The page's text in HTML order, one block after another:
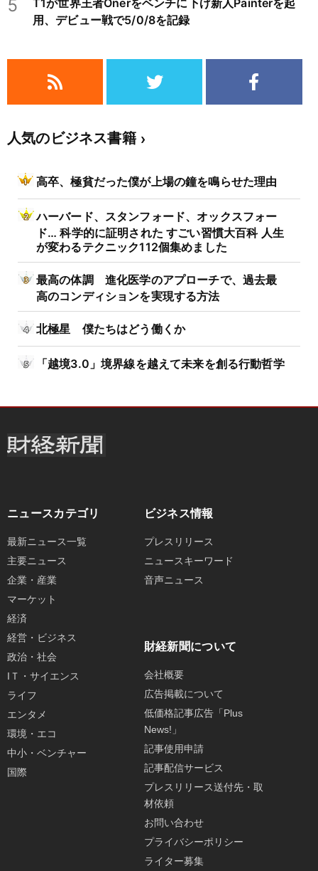
5
T1が世界王者Onerをベンチに下げ新人Painterを起
用、デビュー戦で5/0/8を記録
人気のビジネス書籍
高卒、極貧だった僕が上場の鐘を鳴らせた理由
ハーバード、スタンフォード、オックスフォー
ド… 科学的に証明された すごい習慣大百科 人生
が変わるテクニック112個集めました
最高の体調 進化医学のアプローチで、過去最
高のコンディションを実現する方法
北極星 僕たちはどう働くか
「越境3.0」境界線を越えて未来を創る行動哲学
ニュースカテゴリ
最新ニュース一覧
主要ニュース
企業・産業
マーケット
経済
経営・ビジネス
政治・社会
IＴ・サイエンス
ライフ
エンタメ
環境・エコ
中小・ベンチャー
国際
ビジネス情報
プレスリリース
ニュースキーワード
音声ニュース
財経新聞について
会社概要
広告掲載について
低価格記事広告「Plus
News!」
記事使用申請
記事配信サービス
プレスリリース送付先・取
材依頼
お問い合わせ
プライバシーポリシー
ライター募集